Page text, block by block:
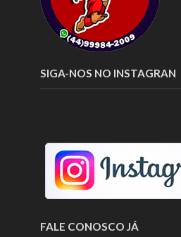
SIGA-NOS NO INSTAGRAN
FALE CONOSCO JÁ